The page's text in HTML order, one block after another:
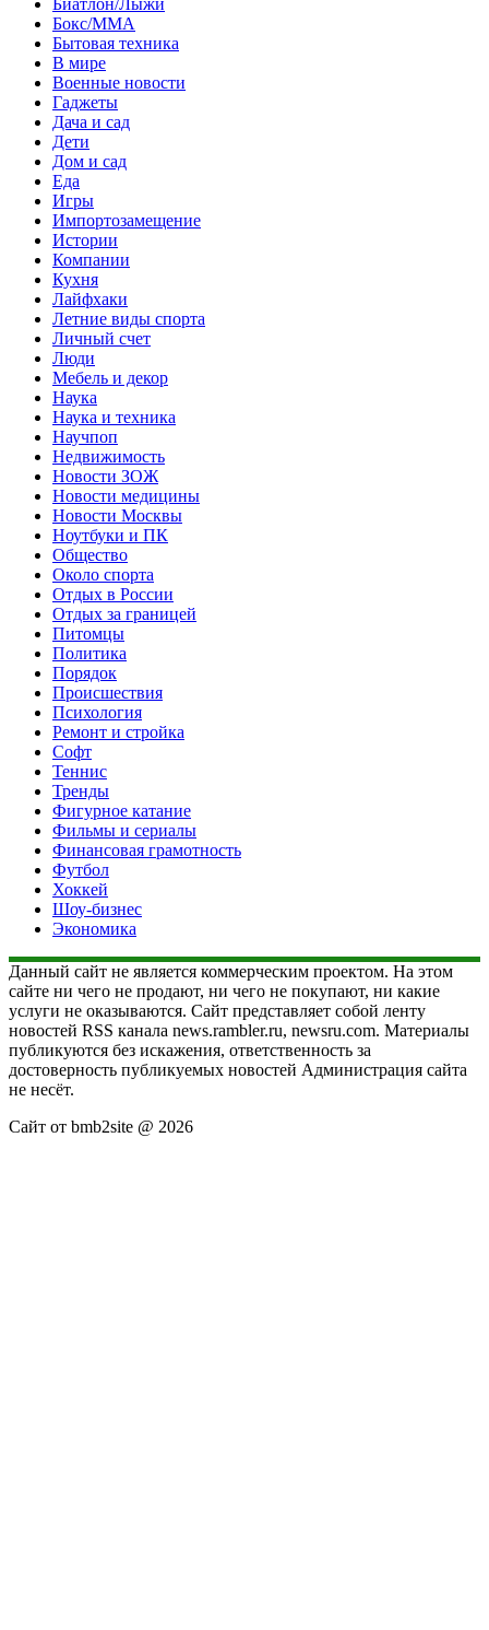
Бокс/MMA
Бытовая техника
В мире
Военные новости
Гаджеты
Дача и сад
Дети
Дом и сад
Еда
Игры
Импортозамещение
Истории
Компании
Кухня
Лайфхаки
Летние виды спорта
Личный счет
Люди
Мебель и декор
Наука
Наука и техника
Научпоп
Недвижимость
Новости ЗОЖ
Новости медицины
Новости Москвы
Ноутбуки и ПК
Общество
Около спорта
Отдых в России
Отдых за границей
Питомцы
Политика
Порядок
Происшествия
Психология
Ремонт и стройка
Софт
Теннис
Тренды
Фигурное катание
Фильмы и сериалы
Финансовая грамотность
Футбол
Хоккей
Шоу-бизнес
Экономика
Данный сайт не является коммерческим проектом. На этом
сайте ни чего не продают, ни чего не покупают, ни какие
услуги не оказываются. Сайт представляет собой ленту
новостей RSS канала news.rambler.ru, newsru.com. Материалы
публикуются без искажения, ответственность за
достоверность публикуемых новостей Администрация сайта
не несёт.
Сайт от bmb2site @ 2026